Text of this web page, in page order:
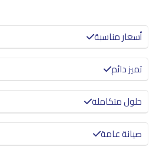
أسعار مناسبة
تميز دائم
حلول متكاملة
صيانة عامة